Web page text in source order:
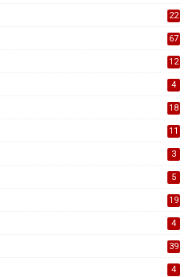
22
67
12
4
18
11
3
5
19
4
39
4